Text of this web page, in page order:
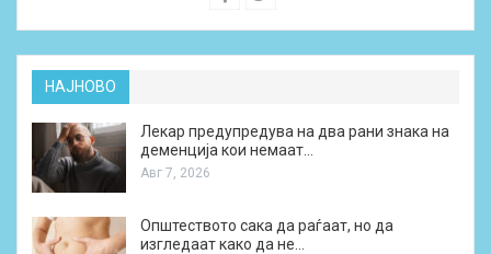
НАЈНОВО
Лекар предупредува на два рани знака на
деменција кои немаат…
Авг 7, 2026
Општеството сака да раѓаат, но да
изгледаат како да не…